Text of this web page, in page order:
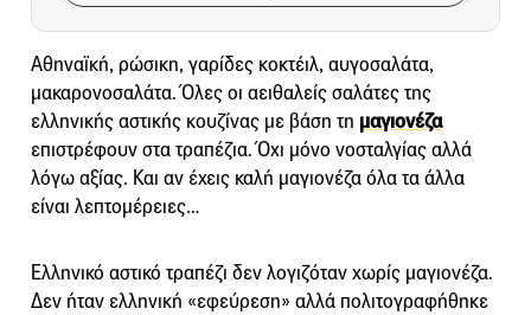
Αθηναϊκή, ρώσικη, γαρίδες κοκτέιλ, αυγοσαλάτα,
μακαρονοσαλάτα. Όλες οι αειθαλείς σαλάτες της
ελληνικής αστικής κουζίνας με βάση τη μαγιονέζα
επιστρέφουν στα τραπέζια. Όχι μόνο νοσταλγίας αλλά
λόγω αξίας. Και αν έχεις καλή μαγιονέζα όλα τα άλλα
είναι λεπτομέρειες…
Ελληνικό αστικό τραπέζι δεν λογιζόταν χωρίς μαγιονέζα.
Δεν ήταν ελληνική «εφεύρεση» αλλά πολιτογραφήθηκε